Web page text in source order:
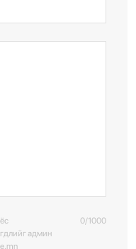
админ
0/1000